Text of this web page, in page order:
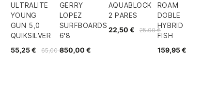
ULTRALITE
YOUNG
GUN 5,0
QUIKSILVER
65,00 €
55,25 €
GERRY
LOPEZ
SURFBOARDS
6'8
850,00 €
AQUABLOCK
2 PARES
25,00 €
22,50 €
ROAM
DOBLE
HYBRID
FISH
159,95 €